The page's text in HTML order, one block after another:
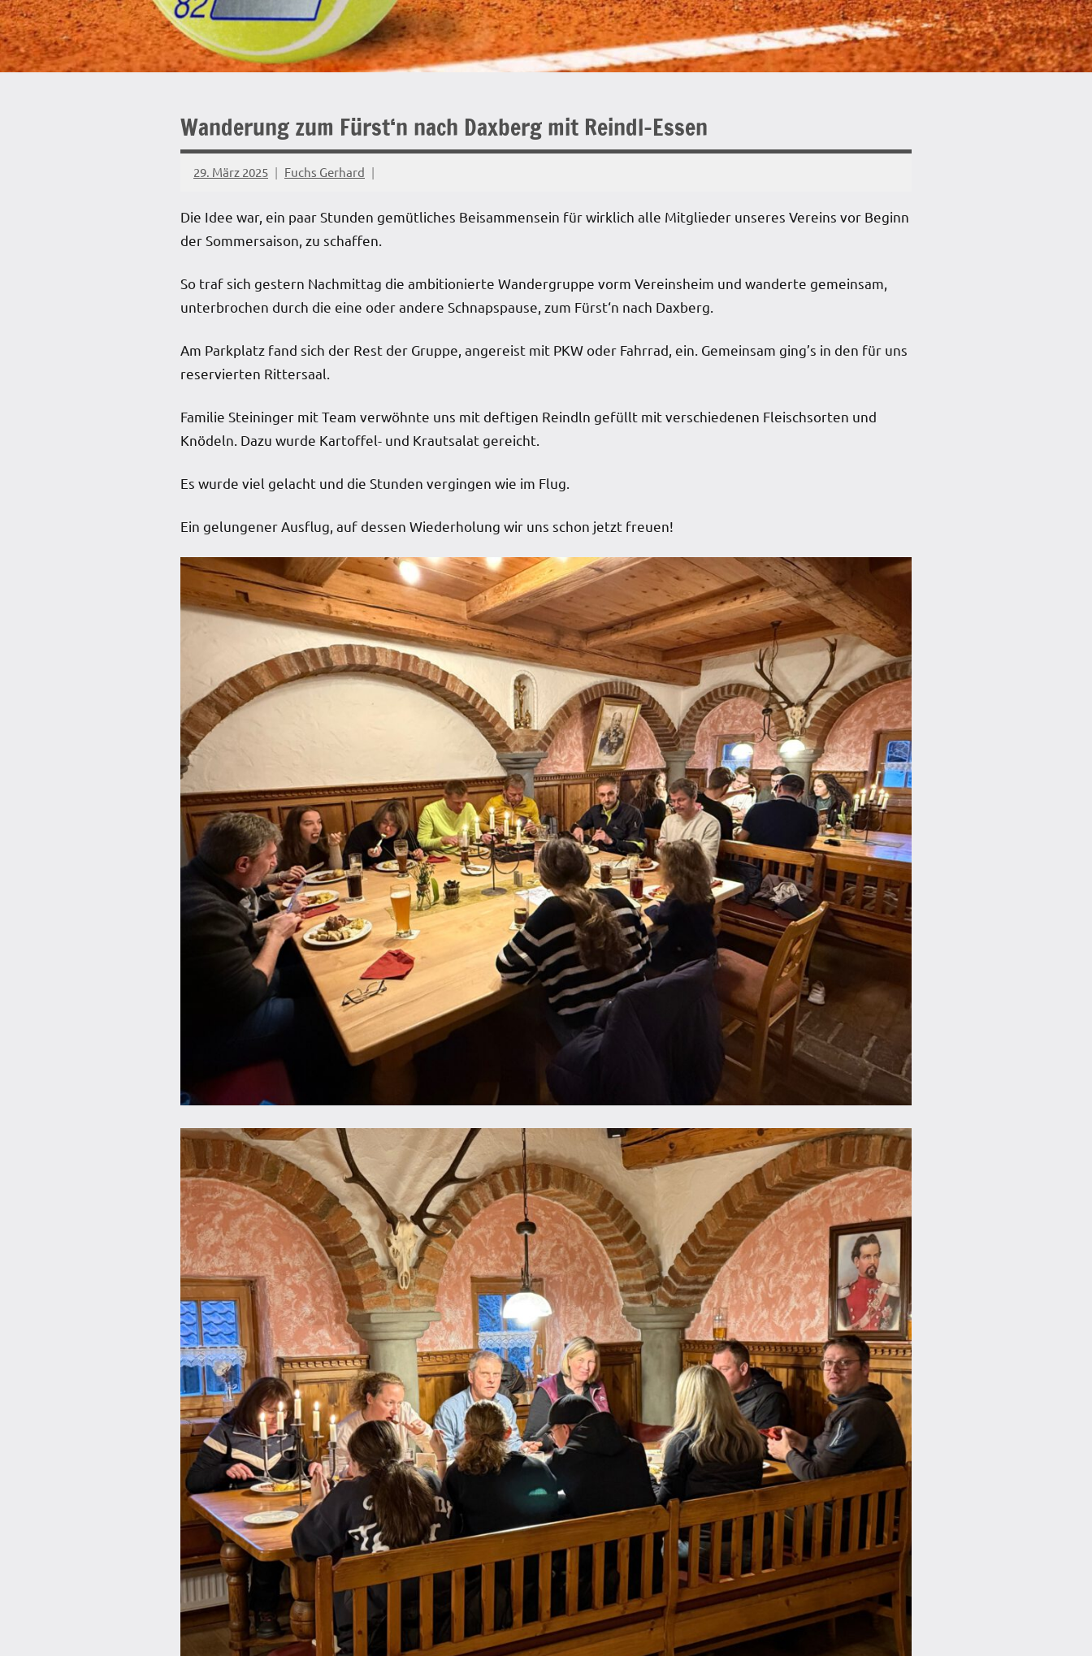
Wanderung zum Fürst‘n nach Daxberg mit Reindl-Essen
29. März 2025 Fuchs Gerhard
Die Idee war, ein paar Stunden gemütliches Beisammensein für wirklich alle Mitglieder unseres Vereins vor Beginn
der Sommersaison, zu schaffen.
So traf sich gestern Nachmittag die ambitionierte Wandergruppe vorm Vereinsheim und wanderte gemeinsam,
unterbrochen durch die eine oder andere Schnapspause, zum Fürst‘n nach Daxberg.
Am Parkplatz fand sich der Rest der Gruppe, angereist mit PKW oder Fahrrad, ein. Gemeinsam ging’s in den für uns
reservierten Rittersaal.
Familie Steininger mit Team verwöhnte uns mit deftigen Reindln gefüllt mit verschiedenen Fleischsorten und
Knödeln. Dazu wurde Kartoffel- und Krautsalat gereicht.
Es wurde viel gelacht und die Stunden vergingen wie im Flug.
Ein gelungener Ausflug, auf dessen Wiederholung wir uns schon jetzt freuen!